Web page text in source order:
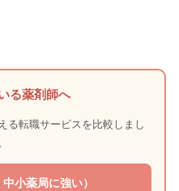
る薬剤師へ
る転職サービスを比較しまし
小薬局に強い）